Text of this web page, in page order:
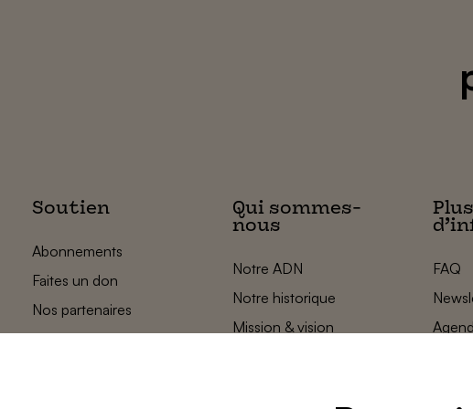
Soutien
Abonnements
Faites un don
Nos partenaires
Qui sommes-
nous
Notre ADN
Notre historique
Mission & vision
Plus
FAQ